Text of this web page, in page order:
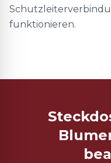
funktionieren.